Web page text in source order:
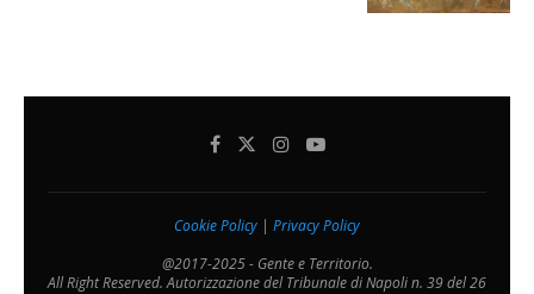
Cookie Policy | Privacy Policy
@2017-2025 - Gente e Territorio.
All Right Reserved. Autorizzazione del Tribunale di Napoli n. 39 del 26